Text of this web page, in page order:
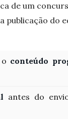
de um
publicação do
conteúdo
antes do